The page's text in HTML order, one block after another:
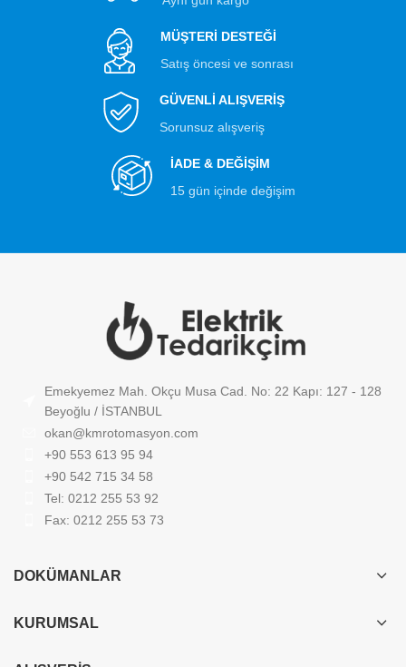
MÜŞTERİ DESTEĞİ
Satış öncesi ve sonrası
GÜVENLİ ALIŞVERİŞ
Sorunsuz alışveriş
İADE & DEĞİŞİM
15 gün içinde değişim
Emekyemez Mah. Okçu Musa Cad. No: 22 Kapı: 127 - 128
Beyoğlu / İSTANBUL
okan@kmrotomasyon.com
+90 553 613 95 94
+90 542 715 34 58
Tel: 0212 255 53 92
Fax: 0212 255 53 73
DOKÜMANLAR
KURUMSAL